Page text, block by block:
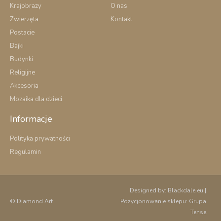
k
f
Krajobrazy
Zwierzęta
Postacie
Bajki
Budynki
Religijne
Akcesoria
Mozaika dla dzieci
O nas
Kontakt
Informacje
Polityka prywatności
Regulamin
© Diamond Art
Designed by: Blackdale.eu |
Pozycjonowanie sklepu: Grupa
Tense